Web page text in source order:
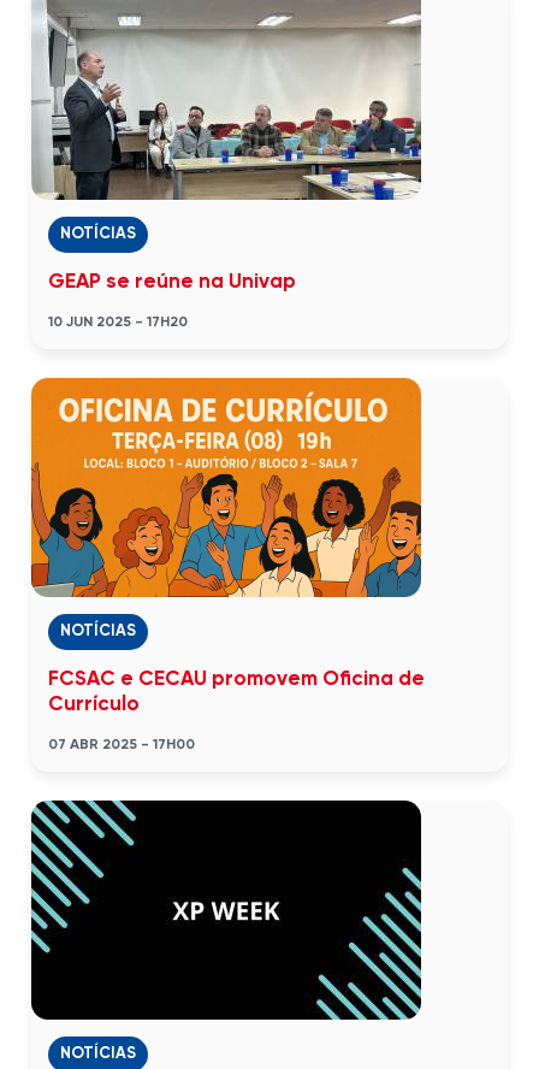
NOTÍCIAS
GEAP se reúne na Univap
10 JUN 2025 - 17H20
NOTÍCIAS
FCSAC e CECAU promovem Oficina de
Currículo
07 ABR 2025 - 17H00
NOTÍCIAS